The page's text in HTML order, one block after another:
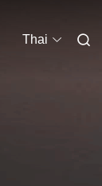
Thai